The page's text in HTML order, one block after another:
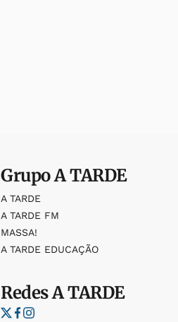
GrupoA TARDE
A TARDE
A TARDE FM
MASSA!
A TARDE EDUCAÇÃO
RedesA TARDE